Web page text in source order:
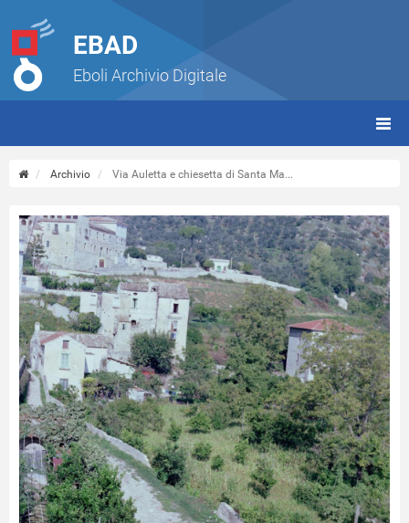
EBAD
Eboli Archivio Digitale
Archivio Via Auletta e chiesetta di Santa Ma...